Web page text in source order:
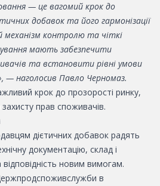
— це вагомий крок до
добавок та його гармонізації
механізм контролю та чіткі
мають забезпечити
та встановити рівні умови
— наголосив Павло Черномаз.
крок до прозорості ринку,
прав споживачів.
дієтичних добавок радять
документацію, склад і
новим вимогам.
в